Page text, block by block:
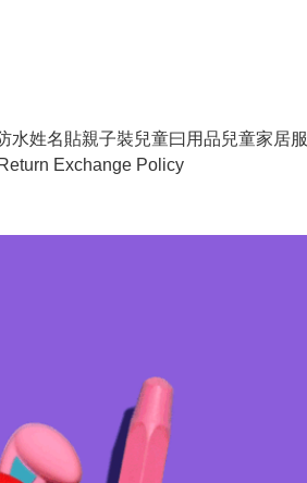
水姓名貼親子裝兒童曰用品兒童家居服
Exchange Policy